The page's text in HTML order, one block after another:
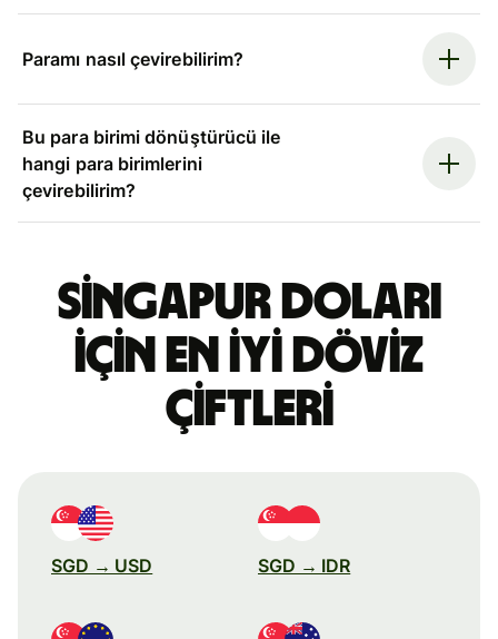
Paramı nasıl çevirebilirim?
Bu para birimi dönüştürücü ile
hangi para birimlerini
çevirebilirim?
Singapur doları
için en iyi döviz
çiftleri
SGD → USD SGD → IDR